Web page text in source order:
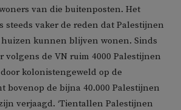
van die buitenposten. Het
steeds vaker de reden dat Palestijnen
kunnen blijven wonen. Sinds
volgens de VN ruim 4000 Palestijnen
kolonistengeweld op de
bovenop de bijna 40.000 Palestijnen
verjaagd. ‘Tientallen Palestijnen